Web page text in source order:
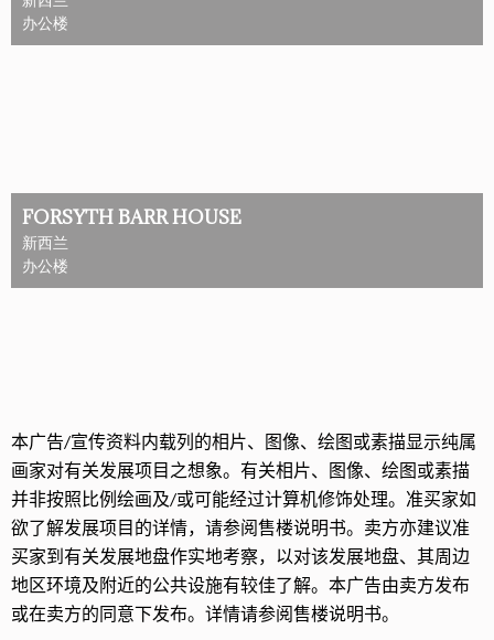
办公楼
FORSYTH BARR HOUSE
新西兰
办公楼
本广告/宣传资料内载列的相片、图像、绘图或素描显示纯属
画家对有关发展项目之想象。有关相片、图像、绘图或素描
并非按照比例绘画及/或可能经过计算机修饰处理。准买家如
欲了解发展项目的详情，请参阅售楼说明书。卖方亦建议准
买家到有关发展地盘作实地考察，以对该发展地盘、其周边
地区环境及附近的公共设施有较佳了解。本广告由卖方发布
或在卖方的同意下发布。详情请参阅售楼说明书。